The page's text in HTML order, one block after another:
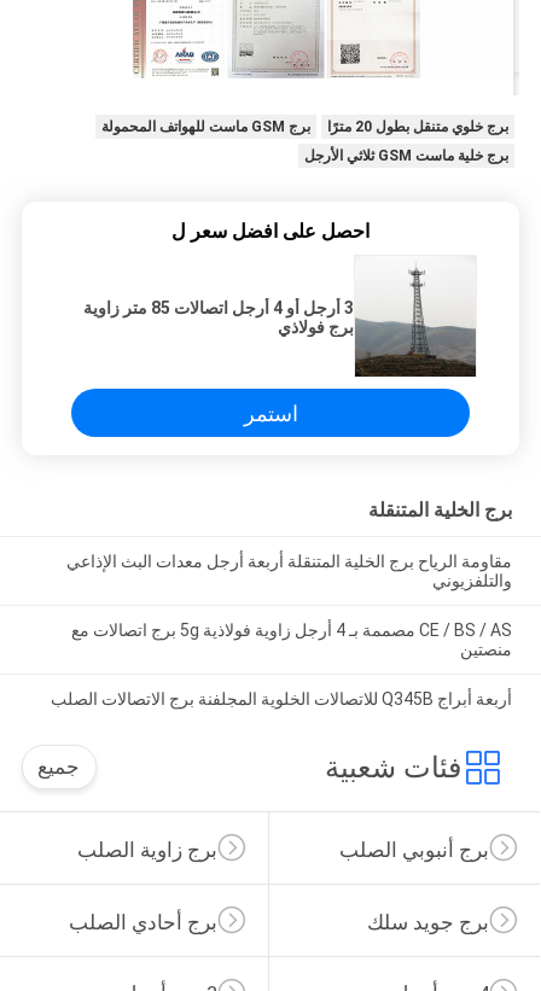
برج خلوي متنقل بطول 20 مترًا
برج GSM ماست للهواتف المحمولة
برج خلية ماست GSM ثلاثي الأرجل
احصل على افضل سعر ل
3 أرجل أو 4 أرجل اتصالات 85 متر زاوية
برج فولاذي
استمر
برج الخلية المتنقلة
مقاومة الرياح برج الخلية المتنقلة أربعة أرجل معدات البث الإذاعي
والتلفزيوني
CE / BS / AS مصممة بـ 4 أرجل زاوية فولاذية 5g برج اتصالات مع
منصتين
أربعة أبراج Q345B للاتصالات الخلوية المجلفنة برج الاتصالات الصلب
فئات شعبية جميع
برج زاوية الصلب برج أنبوبي الصلب
برج أحادي الصلب برج جويد سلك